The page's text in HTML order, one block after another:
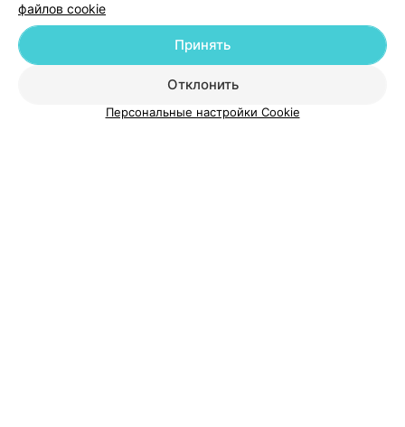
Добавить специалиста
файлов cookie
Отклонить
Принять
Персональные настройки Cookie